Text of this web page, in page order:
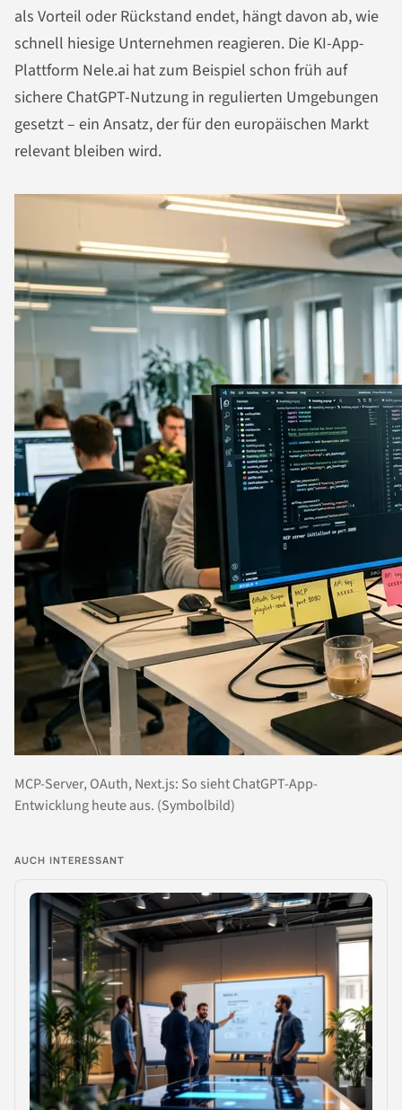
als Vorteil oder Rückstand endet, hängt davon ab, wie
schnell hiesige Unternehmen reagieren. Die KI-App-
Plattform Nele.ai hat zum Beispiel schon früh auf
sichere ChatGPT-Nutzung in regulierten Umgebungen
gesetzt – ein Ansatz, der für den europäischen Markt
relevant bleiben wird.
MCP-Server, OAuth, Next.js: So sieht ChatGPT-App-
Entwicklung heute aus. (Symbolbild)
AUCH INTERESSANT